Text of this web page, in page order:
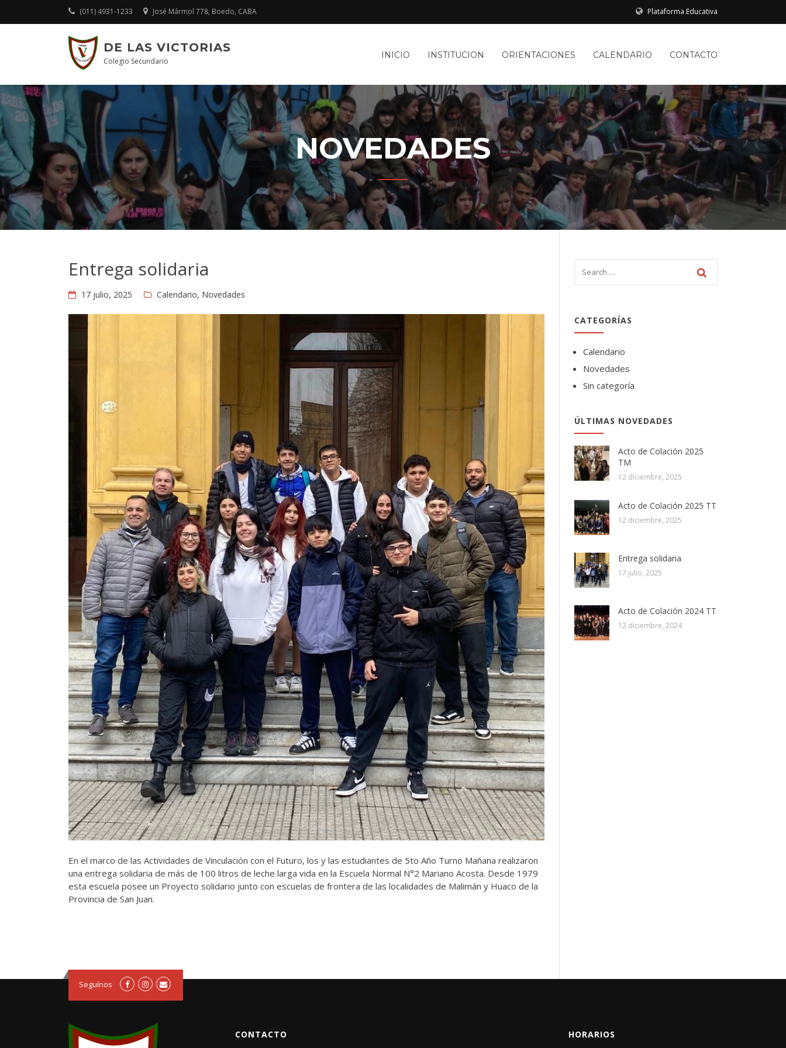
(011) 4931-1233 José Mármol 778, Boedo, CABA Plataforma Educativa
DE LAS VICTORIAS
Colegio Secundario
INICIO INSTITUCION ORIENTACIONES CALENDARIO CONTACTO
NOVEDADES
Entrega solidaria
17 julio, 2025 Calendario, Novedades
En el marco de las Actividades de Vinculación con el Futuro, los y las estudiantes de 5to Año Turno Mañana realizaron
una entrega solidaria de más de 100 litros de leche larga vida en la Escuela Normal N°2 Mariano Acosta. Desde 1979
esta escuela posee un Proyecto solidario junto con escuelas de frontera de las localidades de Malimán y Huaco de la
Provincia de San Juan.
CATEGORÍAS
Calendario
Novedades
Sin categoría
ÚLTIMAS NOVEDADES
Acto de Colación 2025
TM
12 diciembre, 2025
Acto de Colación 2025 TT
12 diciembre, 2025
Entrega solidaria
17 julio, 2025
Acto de Colación 2024 TT
12 diciembre, 2024
Seguínos
CONTACTO HORARIOS